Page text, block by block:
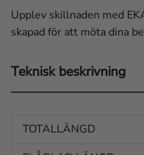
Upplev skillnaden med
skapad för att möta dina
Teknisk beskrivning
TOTALLÄNGD